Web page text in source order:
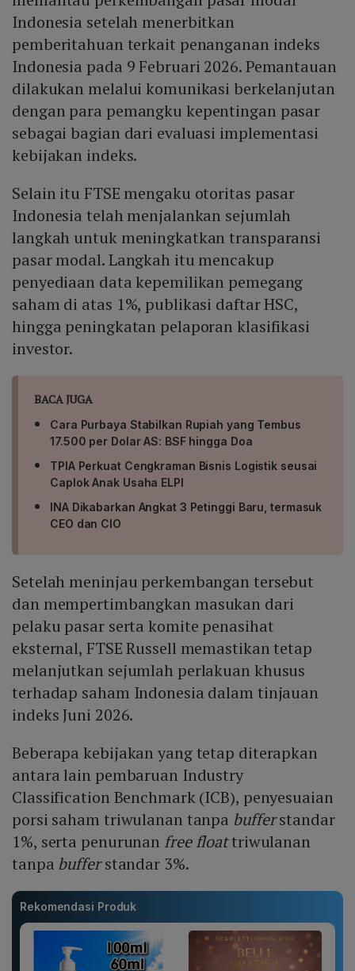
ESG terbaru. FTSE juga menunda penyesuaian
peringkat indeks penuh, peningkatan free float, dan
penambahan IPO hingga tinjauan indeks September
2026.
Indonesia setelah menerbitkan
pemberitahuan terkait penanganan indeks
Indonesia pada 9 Februari 2026. Pemantauan
dilakukan melalui komunikasi berkelanjutan
dengan para pemangku kepentingan pasar
sebagai bagian dari evaluasi implementasi
kebijakan indeks.
Selain itu FTSE mengaku otoritas pasar
Indonesia telah menjalankan sejumlah
langkah untuk meningkatkan transparansi
pasar modal. Langkah itu mencakup
penyediaan data kepemilikan pemegang
saham di atas 1%, publikasi daftar HSC,
hingga peningkatan pelaporan klasifikasi
investor.
BACA JUGA
Cara Purbaya Stabilkan Rupiah yang Tembus
17.500 per Dolar AS: BSF hingga Doa
TPIA Perkuat Cengkraman Bisnis Logistik seusai
Caplok Anak Usaha ELPI
INA Dikabarkan Angkat 3 Petinggi Baru, termasuk
CEO dan CIO
Setelah meninjau perkembangan tersebut
dan mempertimbangkan masukan dari
pelaku pasar serta komite penasihat
eksternal, FTSE Russell memastikan tetap
melanjutkan sejumlah perlakuan khusus
terhadap saham Indonesia dalam tinjauan
indeks Juni 2026.
Beberapa kebijakan yang tetap diterapkan
antara lain pembaruan Industry
Classification Benchmark (ICB), penyesuaian
porsi saham triwulanan tanpa bufferstandar
1%, serta penurunan free floattriwulanan
tanpa bufferstandar 3%.
Rekomendasi Produk